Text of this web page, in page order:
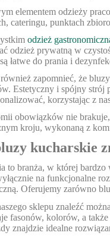
elementem odzieży
cateringu, punktach
odzież
odzież prywatną w
łatwe do prania i
zapomnieć, że
Estetyczny i spójny strój
korzystając z
obowiązków nie
kroju, wykonaną z
kucharskie
to branża, w której
na funkcjonalne
Oferujemy zarówno
sklepu znaleźć
fasonów, kolorów, a
znajdzie idealne